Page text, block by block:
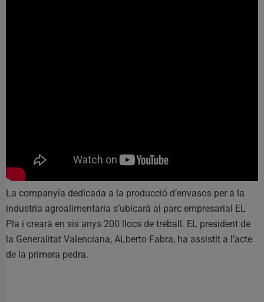
La companyia dedicada a la producció d’envasos per a la
industria agroalimentaria s’ubicarà al parc empresarial EL
Pla i crearà en sis anys 200 llocs de treball. EL president de
la Generalitat Valenciana, ALberto Fabra, ha assistit a l’acte
de la primera pedra.